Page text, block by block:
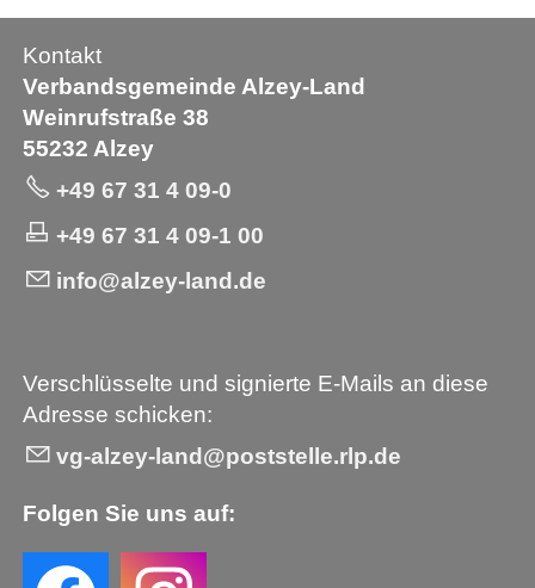
Kontakt
Verbandsgemeinde Alzey-Land
Weinrufstraße 38
55232 Alzey
+49 67 31 4 09-0
+49 67 31 4 09-1 00
info@alzey-land.de
Verschlüsselte und signierte E-Mails an diese
Adresse schicken:
vg-alzey-land@poststelle.rlp.de
Folgen Sie uns auf: